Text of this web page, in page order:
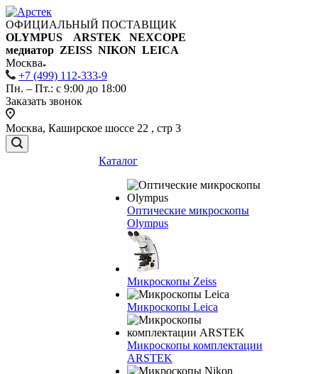
ОФИЦИАЛЬНЫЙ ПОСТАВЩИК
OLYMPUS ARSTEK NEXCOPE
медиатор ZEISS NIKON LEICA
Москва
+7 (499) 112-333-9
Пн. – Пт.: с 9:00 до 18:00
Заказать звонок
Москва, Каширское шоссе 22 , стр 3
Каталог
Оптические микроскопы
Olympus
Микроскопы Zeiss
Микроскопы Leica
Микроскопы комплектации
ARSTEK